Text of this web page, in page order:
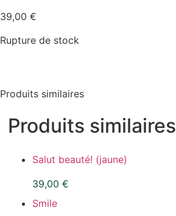
39,00 €
Rupture de stock
Produits similaires
Produits similaires
Salut beauté! (jaune)
39,00€
Smile